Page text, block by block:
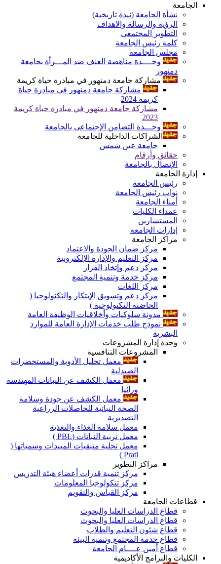
الجامعة
نشأة الجامعة (نبذة تاريخية)
الرؤية والرسالة والاهداف
التطوير المجتمعى
كلمة رئيس الجامعة
مجلس الجامعة
وحــــدة مناهضة العنف ضد المـــرأة بجامعة
دمنهور
مشاركة جامعة دمنهور في مبادرة حياة كريمة
مشاركة جامعة دمنهور في مبادرة حياة
كريمة 2024
مشاركة جامعة دمنهور في مبادرة حياة كريمة
2023
وحـــدة التضامن الإجتماعى بالجامعة
الشراكات الداخلية للجامعة
جامعة عين شمس
حقائق وأرقام
الإتصال بالجامعة
إدارة الجامعة
رئيس الجامعة
نواب رئيس الجامعة
أمناء الجامعة
عمداء الكليات
المستشارين
إدارات الجامعة
مراكز الجامعة
مركز ضمان الجودة والاعتماد
مركز التعليم والإدارة الإلكترونية
مركز دعم وإتخاذ القرار
مركز خدمة وتنمية المجتمع
مركز اللغات
مركز دعم وتسويق الإبتكار والتكنولوجيا (
الحاضنة التكنولوجية )
مدونة سلوكيات وأخلاقيات الوظيفة العامة
نموذج طلب خدمات الإدارة العامة للموارد
البشرية
وحدة إدارة المشروعات
المشروعات التنافسية
معمل تحليل الأدوية والمستحضرات
الصيدلية
معمل الكشف عن النباتات المهندسة
وراثيا
معمل الكشف عن جودة وسلامة
الصحة النباتية للحاصلات الزراعية
التصديرية
معمل سلامة الغذاء والتغذية
معمل تربية النباتات (PBL )
معمل تحلية متبقيات المبيدات وسمياتها (
Pratl )
مراكز التطوير
مركز تنمية قدرات أعضاء هيئة التدريس
مركز تنكولوجيا المعلومات
مركز القياس والتقويم
قطاعات الجامعة
قطاع الدراسات العليا والبحوث
قطاع الدراسات العليا والبحوث
قطاع شئون التعليم والطلاب
قطاع خدمة المجتمع وتنمية البيئة
قطاع أمين عــــام الجامعة
الكليات والبرامج الأكاديمية